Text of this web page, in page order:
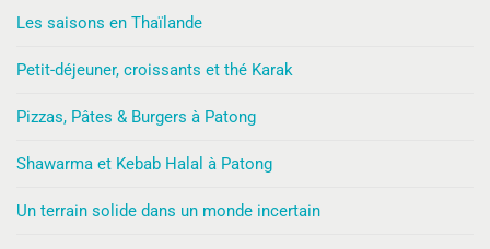
Les saisons en Thaïlande
Petit-déjeuner, croissants et thé Karak
Pizzas, Pâtes & Burgers à Patong
Shawarma et Kebab Halal à Patong
Un terrain solide dans un monde incertain